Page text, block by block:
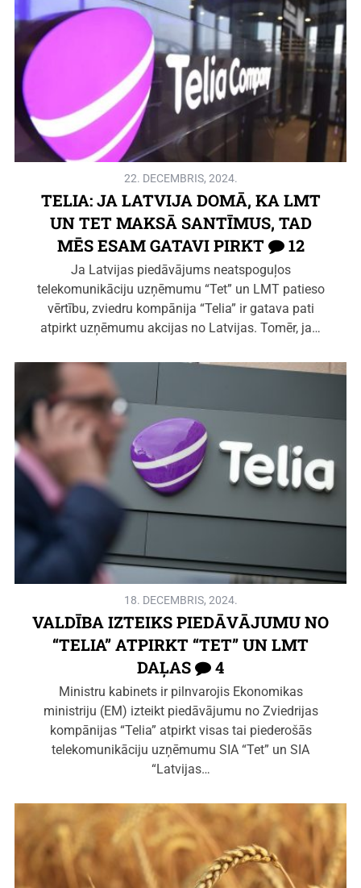
22. DECEMBRIS, 2024.
TELIA: JA LATVIJA DOMĀ, KA LMT
UN TET MAKSĀ SANTĪMUS, TAD
MĒS ESAM GATAVI PIRKT
12
Ja Latvijas piedāvājums neatspoguļos
telekomunikāciju uzņēmumu “Tet” un LMT patieso
vērtību, zviedru kompānija “Telia” ir gatava pati
atpirkt uzņēmumu akcijas no Latvijas. Tomēr, ja…
18. DECEMBRIS, 2024.
VALDĪBA IZTEIKS PIEDĀVĀJUMU NO
“TELIA” ATPIRKT “TET” UN LMT
DAĻAS
4
Ministru kabinets ir pilnvarojis Ekonomikas
ministriju (EM) izteikt piedāvājumu no Zviedrijas
kompānijas “Telia” atpirkt visas tai piederošās
telekomunikāciju uzņēmumu SIA “Tet” un SIA
“Latvijas…